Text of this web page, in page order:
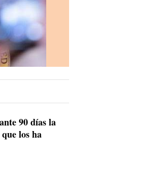
90 días la
los ha